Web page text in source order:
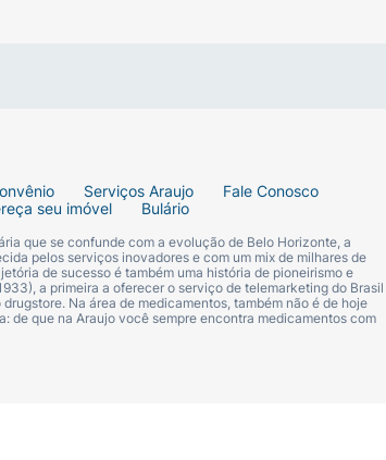
Serviços Araujo
Fale Conosco
seu imóvel Bulário
que se confunde com a evolução de Belo Horizonte, a
pelos serviços inovadores e com um mix de milhares de
de sucesso é também uma história de pioneirismo e
a primeira a oferecer o serviço de telemarketing do Brasil
Na área de medicamentos, também não é de hoje
de que na Araujo você sempre encontra medicamentos com